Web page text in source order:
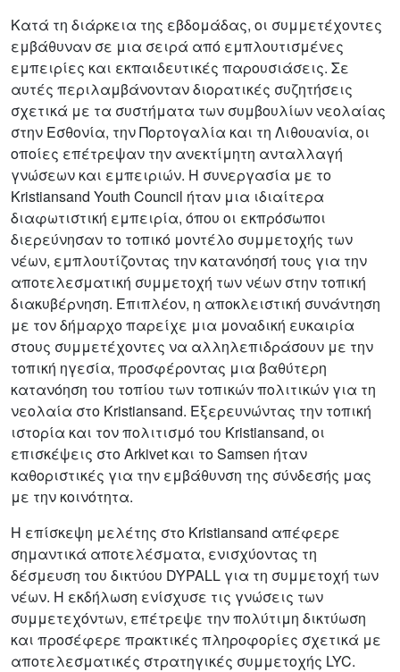
Κατά τη διάρκεια της εβδομάδας, οι συμμετέχοντες
εμβάθυναν σε μια σειρά από εμπλουτισμένες
εμπειρίες και εκπαιδευτικές παρουσιάσεις. Σε
αυτές περιλαμβάνονταν διορατικές συζητήσεις
σχετικά με τα συστήματα των συμβουλίων νεολαίας
στην Εσθονία, την Πορτογαλία και τη Λιθουανία, οι
οποίες επέτρεψαν την ανεκτίμητη ανταλλαγή
γνώσεων και εμπειριών. Η συνεργασία με το
Kristiansand Youth Council ήταν μια ιδιαίτερα
διαφωτιστική εμπειρία, όπου οι εκπρόσωποι
διερεύνησαν το τοπικό μοντέλο συμμετοχής των
νέων, εμπλουτίζοντας την κατανόησή τους για την
αποτελεσματική συμμετοχή των νέων στην τοπική
διακυβέρνηση. Επιπλέον, η αποκλειστική συνάντηση
με τον δήμαρχο παρείχε μια μοναδική ευκαιρία
στους συμμετέχοντες να αλληλεπιδράσουν με την
τοπική ηγεσία, προσφέροντας μια βαθύτερη
κατανόηση του τοπίου των τοπικών πολιτικών για τη
νεολαία στο Kristiansand. Εξερευνώντας την τοπική
ιστορία και τον πολιτισμό του Kristiansand, οι
επισκέψεις στο Arkivet και το Samsen ήταν
καθοριστικές για την εμβάθυνση της σύνδεσής μας
με την κοινότητα.
Η επίσκεψη μελέτης στο Kristiansand απέφερε
σημαντικά αποτελέσματα, ενισχύοντας τη
δέσμευση του δικτύου DYPALL για τη συμμετοχή των
νέων. Η εκδήλωση ενίσχυσε τις γνώσεις των
συμμετεχόντων, επέτρεψε την πολύτιμη δικτύωση
και προσέφερε πρακτικές πληροφορίες σχετικά με
αποτελεσματικές στρατηγικές συμμετοχής LYC.